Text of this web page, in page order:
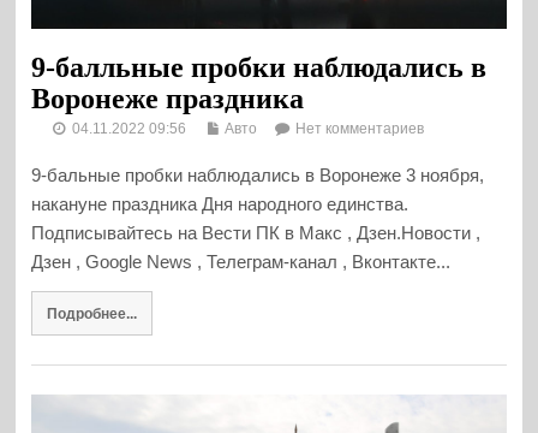
9-балльные пробки наблюдались в
Воронеже праздника
04.11.2022 09:56 Авто Нет комментариев
9-бальные пробки наблюдались в Воронеже 3 ноября,
накануне праздника Дня народного единства.
Подписывайтесь на Вести ПК в Макс , Дзен.Новости ,
Дзен , Google News , Телеграм-канал , Вконтакте...
Подробнее...